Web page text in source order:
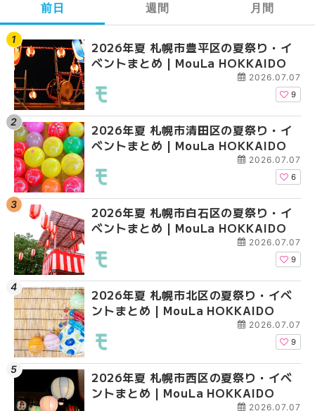
前日
2026年夏 札幌市豊平区の夏祭り・イ
ベントまとめ | MouLa HOKKAIDO
2026.07.07
9
2026年夏 札幌市清田区の夏祭り・イ
ベントまとめ | MouLa HOKKAIDO
2026.07.07
6
2026年夏 札幌市白石区の夏祭り・イ
ベントまとめ | MouLa HOKKAIDO
2026.07.07
9
2026年夏 札幌市北区の夏祭り・イベ
ントまとめ | MouLa HOKKAIDO
2026.07.07
9
2026年夏 札幌市西区の夏祭り・イベ
ントまとめ | MouLa HOKKAIDO
2026.07.07
週間
【2026年最新】札幌
ガーデン｜オープン日
大通公園から穴場テ
2026年夏 札幌市白石
ベントまとめ |
2026年夏 札幌市西区
ントまとめ | MouLa
2026年夏 札幌市豊平
ベントまとめ |
2026年夏 札幌市北区
ントまとめ | MouLa
月間
【2026年最新】札幌
ガーデン｜オープン日
大通公園から穴場テ
2026年夏 札幌市北区
ントまとめ | MouLa
2026年夏 札幌市白石
ベントまとめ |
2026年夏 札幌市西区
ントまとめ | MouLa
2026年夏 札幌市清田
ベントまとめ |